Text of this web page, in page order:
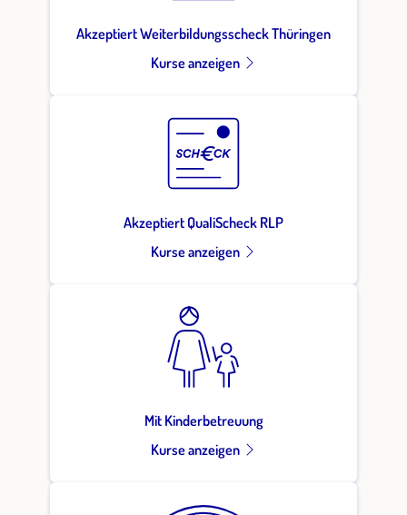
Akzeptiert Weiterbildungsscheck Thüringen
Kurse anzeigen
Akzeptiert QualiScheck RLP
Kurse anzeigen
Mit Kinderbetreuung
Kurse anzeigen